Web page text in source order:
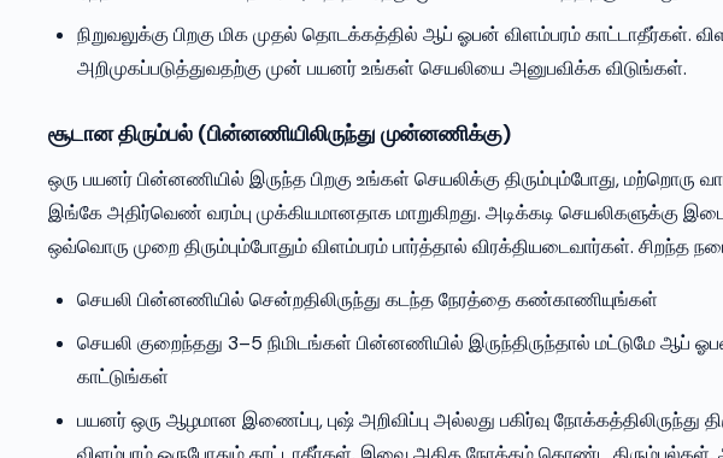
நிறுவலுக்கு பிறகு மிக முதல் தொடக்கத்தில் ஆப் ஓபன் விளம்பரம் காட்டாதீர்கள்.
அறிமுகப்படுத்துவதற்கு முன் பயனர் உங்கள் செயலியை அனுபவிக்க விடுங்கள்.
சூடான திரும்பல் (பின்னணியிலிருந்து முன்னணிக்கு)
ஒரு பயனர் பின்னணியில் இருந்த பிறகு உங்கள் செயலிக்கு திரும்பும்போது, மற்றொரு
இங்கே அதிர்வெண் வரம்பு முக்கியமானதாக மாறுகிறது. அடிக்கடி செயலிகளுக்கு
ஒவ்வொரு முறை திரும்பும்போதும் விளம்பரம் பார்த்தால் விரக்தியடைவார்கள். சிறந்த
செயலி பின்னணியில் சென்றதிலிருந்து கடந்த நேரத்தை கண்காணியுங்கள்
செயலி குறைந்தது 3–5 நிமிடங்கள் பின்னணியில் இருந்திருந்தால் மட்டுமே ஆப்
காட்டுங்கள்
பயனர் ஒரு ஆழமான இணைப்பு, புஷ் அறிவிப்பு அல்லது பகிர்வு நோக்கத்திலிருந்து